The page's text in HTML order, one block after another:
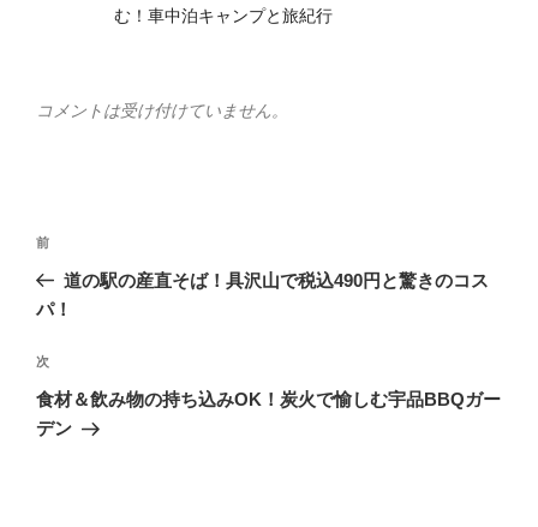
む！車中泊キャンプと旅紀行
コメントは受け付けていません。
投
ナ
ゲ
ー
シ
前
の
投
前
道の駅の産直そば！具沢山で税込490円と驚きのコス
パ！
次
の
投
次
食材＆飲み物の持ち込みOK！炭火で愉しむ宇品BBQガー
デン